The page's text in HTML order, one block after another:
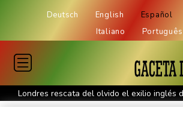
Deutsch English Español
Italiano
Português
Londres rescata del olvido el exilio inglés
huido de los nazis